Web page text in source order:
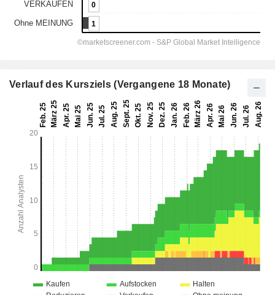
Verlauf des Kursziels (Vergangene 18 Monate)